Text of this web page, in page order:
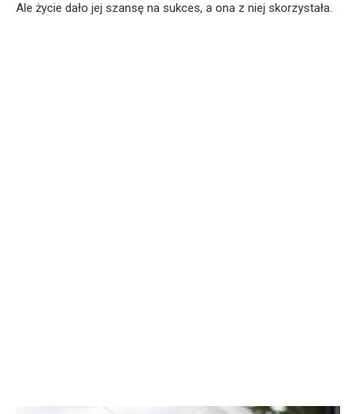
Ale życie dało jej szansę na sukces, a ona z niej skorzystała.